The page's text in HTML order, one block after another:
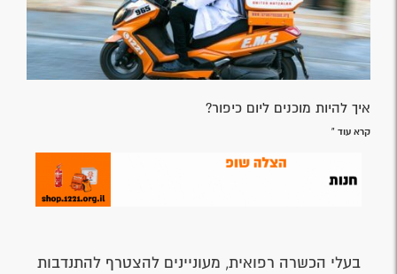
איך להיות מוכנים ליום כיפור?
קרא עוד »
בעלי הכשרה רפואית, מעוניינים להצטרף להתנדבות